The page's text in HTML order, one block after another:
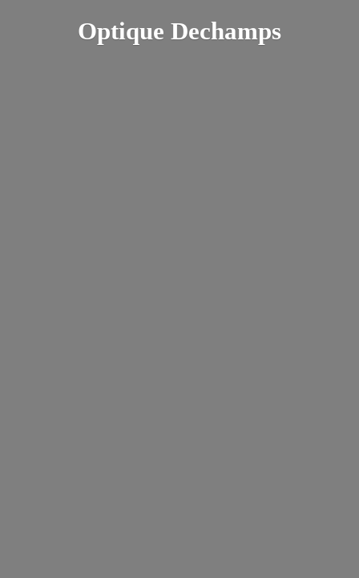
Optique Dechamps